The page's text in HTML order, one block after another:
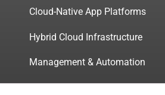
Cloud-Native App Platforms
Hybrid Cloud Infrastructure
Management & Automation
Servizi di Consulenza Certificata